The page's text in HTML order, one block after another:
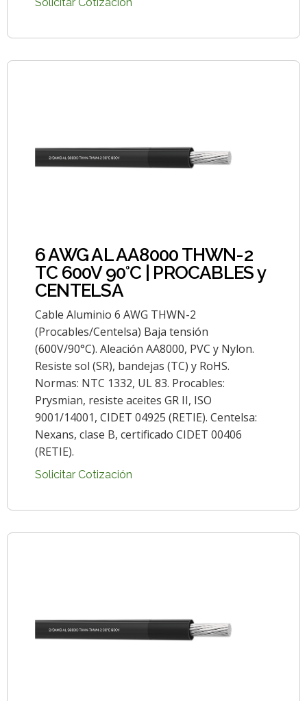
6 AWG AL AA8000 THWN-2
TC 600V 90°C | PROCABLES y
CENTELSA
Cable Aluminio 6 AWG THWN-2
(Procables/Centelsa) Baja tensión
(600V/90°C). Aleación AA8000, PVC y Nylon.
Resiste sol (SR), bandejas (TC) y RoHS.
Normas: NTC 1332, UL 83. Procables:
Prysmian, resiste aceites GR II, ISO
9001/14001, CIDET 04925 (RETIE). Centelsa:
Nexans, clase B, certificado CIDET 00406
(RETIE).
Solicitar Cotización